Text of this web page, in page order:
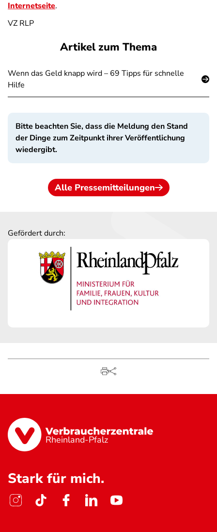
Internetseite.
VZ RLP
Artikel zum Thema
Wenn das Geld knapp wird – 69 Tipps für schnelle
Hilfe
Bitte beachten Sie, dass die Meldung den Stand
der Dinge zum Zeitpunkt ihrer Veröffentlichung
wiedergibt.
Alle Pressemitteilungen
Gefördert durch:
Rheinland-Pfalz
Stark für mich.